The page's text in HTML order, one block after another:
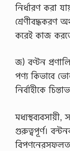
নির্ধারণ করা
শ্রেণীবদ্ধকরণ
করেই কাজ
জ) বণ্টন
পণ্য কিভাবে
নির্বাহীকে
মধ্যস্থব্যবসায়ী,
গুরুত্বপূর্ণ।